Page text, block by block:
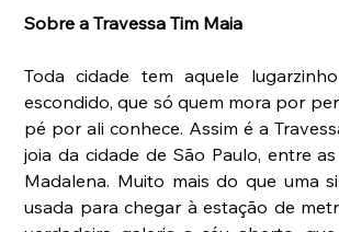
Sobre a Travessa Tim Maia
Toda cidade tem aquele
escondido, que só quem mora por
pé por ali conhece. Assim é a
joia da cidade de São Paulo, entre
Madalena. Muito mais do que uma
usada para chegar à estação de